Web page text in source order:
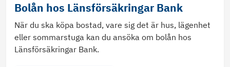
Bolån hos Länsförsäkringar Bank
När du ska köpa bostad, vare sig det är hus, lägenhet
eller sommarstuga kan du ansöka om bolån hos
Länsförsäkringar Bank.